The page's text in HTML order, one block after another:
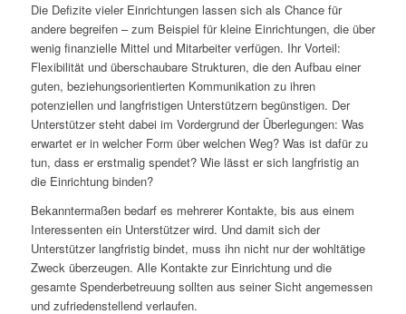
Die Defizite vieler Einrichtungen lassen sich als Chance für
andere begreifen – zum Beispiel für kleine Einrichtungen, die über
wenig finanzielle Mittel und Mitarbeiter verfügen. Ihr Vorteil:
Flexibilität und überschaubare Strukturen, die den Aufbau einer
guten, beziehungsorientierten Kommunikation zu ihren
potenziellen und langfristigen Unterstützern begünstigen. Der
Unterstützer steht dabei im Vordergrund der Überlegungen: Was
erwartet er in welcher Form über welchen Weg? Was ist dafür zu
tun, dass er erstmalig spendet? Wie lässt er sich langfristig an
die Einrichtung binden?
Bekanntermaßen bedarf es mehrerer Kontakte, bis aus einem
Interessenten ein Unterstützer wird. Und damit sich der
Unterstützer langfristig bindet, muss ihn nicht nur der wohltätige
Zweck überzeugen. Alle Kontakte zur Einrichtung und die
gesamte Spenderbetreuung sollten aus seiner Sicht angemessen
und zufriedenstellend verlaufen.